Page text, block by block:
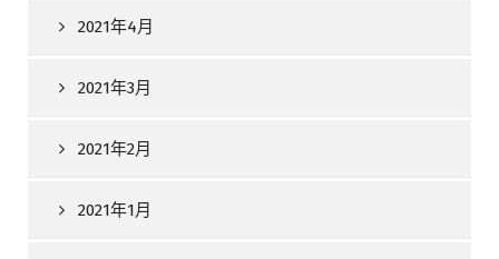
2021年4月
2021年3月
2021年2月
2021年1月